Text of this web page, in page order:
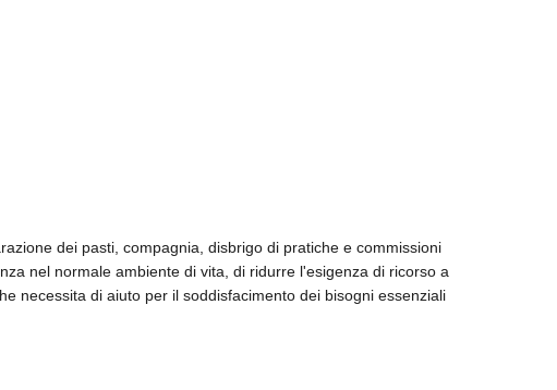
dei pasti, compagnia, disbrigo di pratiche e commissioni
nel normale ambiente di vita, di ridurre l'esigenza di ricorso a
necessita di aiuto per il soddisfacimento dei bisogni essenziali